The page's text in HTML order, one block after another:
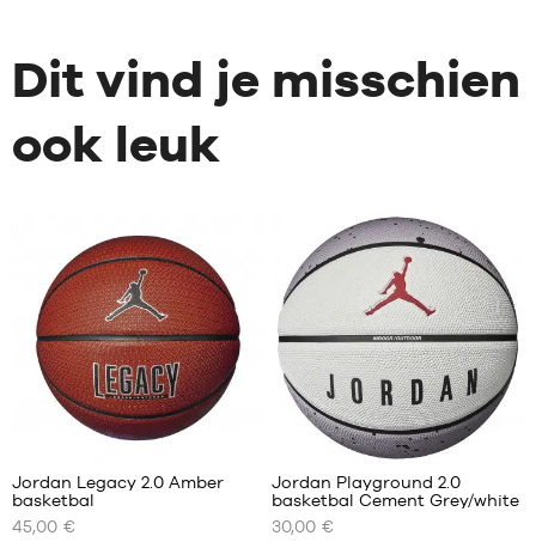
Dit vind je misschien
ook leuk
ONZE
BESCHIKBARE
3
Jordan Legacy 2.0 Amber
basketbal
45,00 €
ONZE
BESCHIKBARE
5
Jordan Playground 2.0
basketbal Cement Grey/white
30,00 €